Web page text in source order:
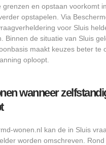
grenzen en opstaan voorkomt
opstapelen. Via
voor Sluis
Binnen de situatie van Sluis
maakt keuzes beter te
oploopt.
wanneer
wonen.nl kan de in Sluis
worden omschreven.